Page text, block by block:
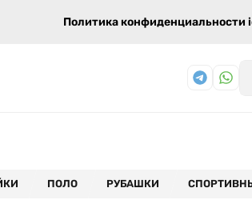
Политика конфиденциальности
ПОЛО РУБАШКИ